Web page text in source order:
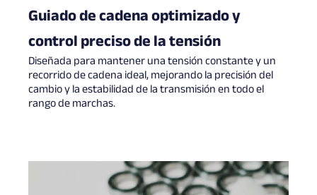
Guiado de cadena optimizado y
control preciso de la tensión
Diseñada para mantener una tensión constante y un
recorrido de cadena ideal, mejorando la precisión del
cambio y la estabilidad de la transmisión en todo el
rango de marchas.